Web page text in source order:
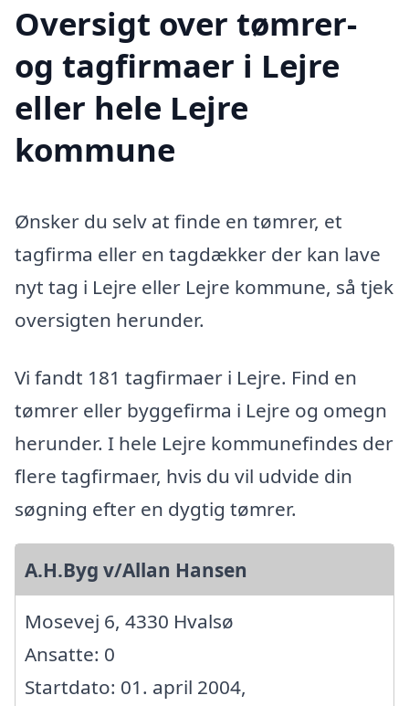
Oversigt over tømrer-
og tagfirmaer i Lejre
eller hele Lejre
kommune
Ønsker du selv at finde en tømrer, et
tagfirma eller en tagdækker der kan lave
nyt tag i Lejre eller Lejre kommune, så tjek
oversigten herunder.
Vi fandt 181 tagfirmaer i Lejre. Find en
tømrer eller byggefirma i Lejre og omegn
herunder. I hele Lejre kommunefindes der
flere tagfirmaer, hvis du vil udvide din
søgning efter en dygtig tømrer.
A.H.Byg v/Allan Hansen
Mosevej 6, 4330 Hvalsø
Ansatte: 0
Startdato: 01. april 2004,